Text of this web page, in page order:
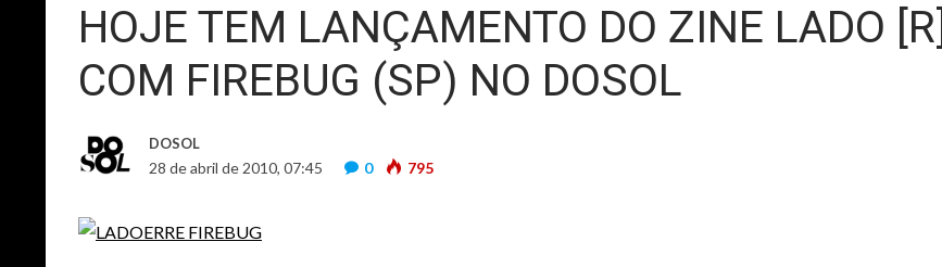
HOJE TEM LANÇAMENTO DO ZINE LADO [R]
COM FIREBUG (SP) NO DOSOL
DOSOL
28 de abril de 2010, 07:45 0 795